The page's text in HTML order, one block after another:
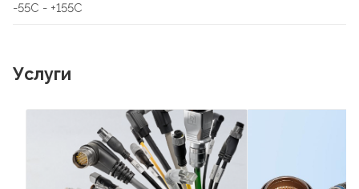
-55C - +155C
Услуги